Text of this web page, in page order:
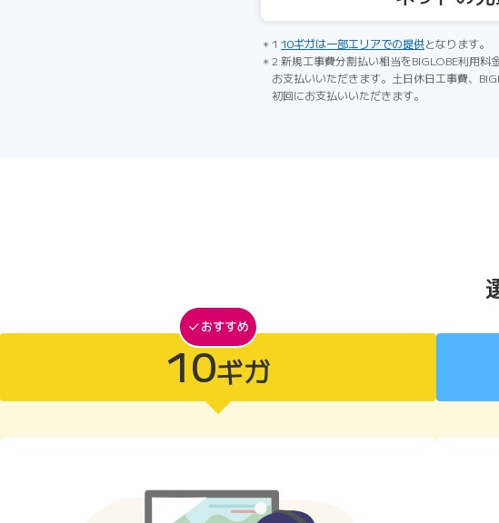
1 10ギガは一部エリアでの提供となります。
2 新規工事費分割払い相当をBIGLOBE利用
お支払いいただきます。土日休日工事費、
初回にお支払いいただきます。
10ギガ